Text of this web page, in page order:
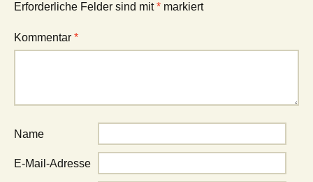
Erforderliche Felder sind mit* markiert
Kommentar *
Name
E-Mail-Adresse